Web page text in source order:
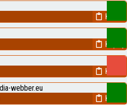
Kopiuj
Kopiuj
Kopiuj
Kopiuj